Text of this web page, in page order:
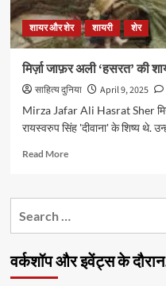
शायर और शेर शायरी शेर
मिर्ज़ा जाफ़र अली ‘हसरत’ की
साहित्य दुनिया April 9, 2025
Mirza Jafar Ali Hasrat Sher
रायस्वरुप सिंह 'दीवाना' के शिष्य थे.
Read MoreRead
मिर्ज़ा
की
शायरी
वर्कशॉप और इवेंट्स के